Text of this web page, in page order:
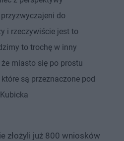
do
i rzeczywiście jest to
to trochę w inny
miasto się po prostu
są przeznaczone pod
złożyli już 800 wniosków